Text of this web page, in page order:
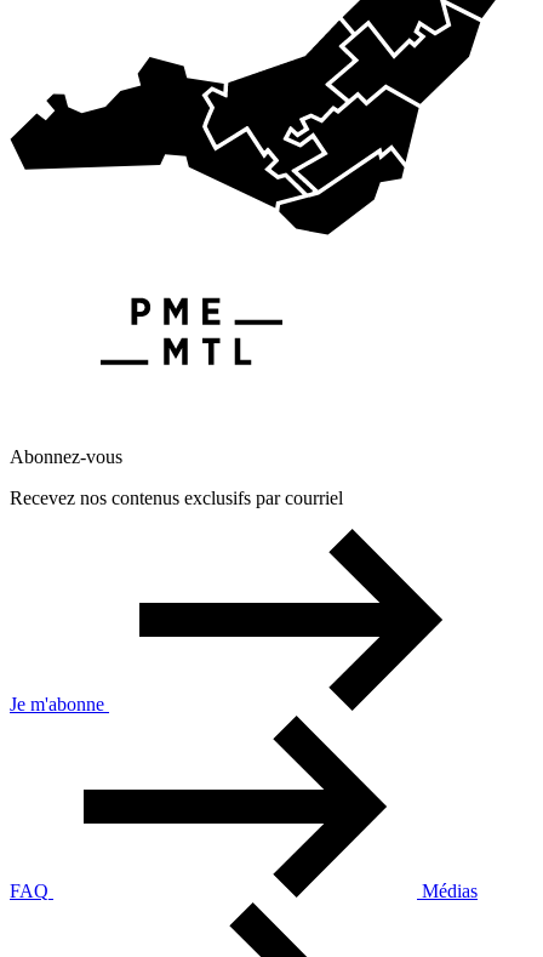
Abonnez-vous
Recevez nos contenus exclusifs par courriel
Je m'abonne
FAQ Médias